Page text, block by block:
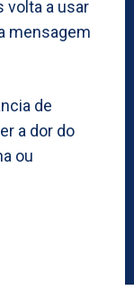
volta a usar
mensagem
de
a dor do
ou